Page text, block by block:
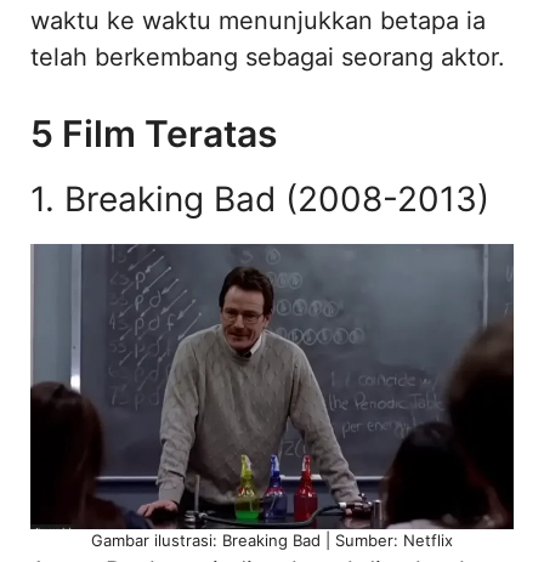
waktu ke waktu menunjukkan betapa ia
telah berkembang sebagai seorang aktor.
5 Film Teratas
1. Breaking Bad (2008-2013)
Gambar ilustrasi: Breaking Bad | Sumber: Netflix